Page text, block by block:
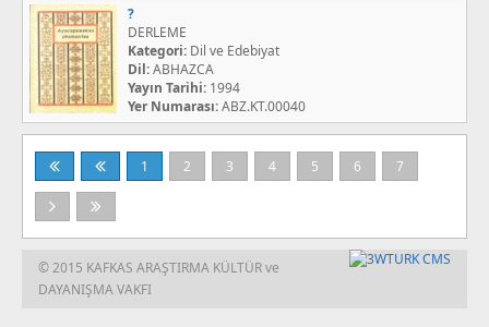
?
DERLEME
Kategori: Dil ve Edebiyat
Dil:ABHAZCA
Yayın Tarihi: 1994
Yer Numarası:ABZ.KT.00040
1 2 3 4 5 6 7
© 2015 KAFKAS ARAŞTIRMA KÜLTÜR ve
DAYANIŞMA VAKFI